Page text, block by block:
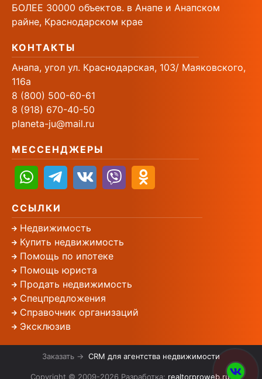
БОЛЕЕ 30000 объектов. в Анапе и Анапском
райне, Краснодарском крае
КОНТАКТЫ
Анапа, угол ул. Краснодарская, 103/ Маяковского,
116а
8 (800) 500-60-61
8 (918) 670-40-50
planeta-ju@mail.ru
МЕССЕНДЖЕРЫ
ССЫЛКИ
Недвижимость
Купить недвижимость
Помощь по ипотеке
Помощь юриста
Продать недвижимость
Спецпредложения
Справочник организаций
Эксклюзив
Заказать → CRM для агентства недвижимости
Copyright © 2009-2026 Разработка: realtorproweb.ru.